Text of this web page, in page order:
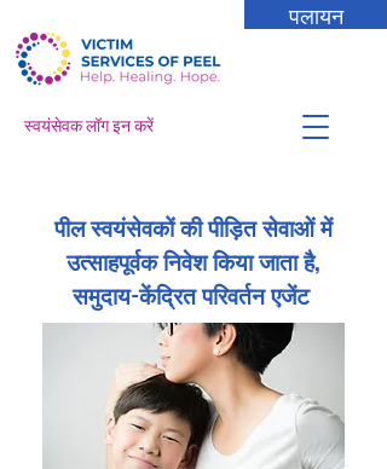
पलायन
स्वयंसेवक लॉग इन करें
पील स्वयंसेवकों की पीड़ित सेवाओं में
उत्साहपूर्वक निवेश किया जाता है,
समुदाय-केंद्रित परिवर्तन एजेंट